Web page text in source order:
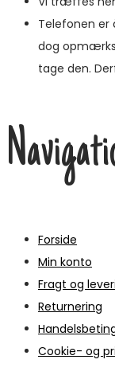
Telefonen er
dog
tage den.
Forside
Min konto
Fragt og
Returnering
Cookie- og